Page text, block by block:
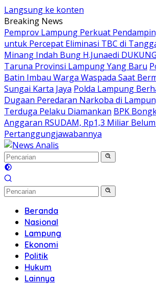
Langsung ke konten
Breaking News
Pemprov Lampung Perkuat
untuk Percepat Eliminasi TBC di
Minang Indah Bung H.Junaedi
Taruna Provinsi Lampung Yang Baru
Batin Imbau Warga Waspada Saat
Sungai Karta Jaya Polda Lampung
Dugaan Peredaran Narkoba di
Terduga Pelaku Diamankan BPK
Anggaran RSUDAM, Rp1,3 Miliar Belum
Pertanggungjawabannya
Beranda
Nasional
Lampung
Ekonomi
Politik
Hukum
Lainnya